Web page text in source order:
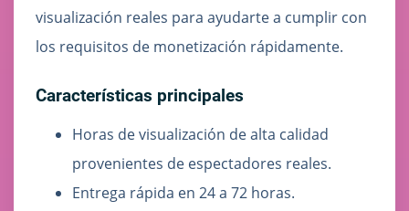
visualización reales para ayudarte a cumplir con
los requisitos de monetización rápidamente.
Características principales
Horas de visualización de alta calidad
provenientes de espectadores reales.
Entrega rápida en 24 a 72 horas.